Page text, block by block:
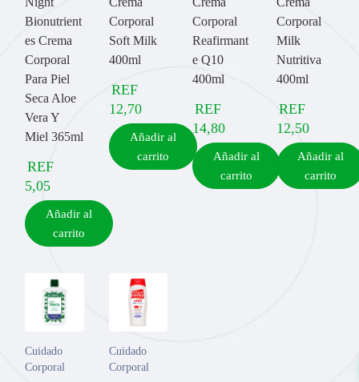
Bionutrient
es Crema
Corporal
Para Piel
Seca Aloe
Vera Y
Miel 365ml
REF
5,05
Añadir al
carrito
Corporal
Soft Milk
400ml
REF
12,70
Añadir al
carrito
Corporal
Reafirmant
e Q10
400ml
REF
14,80
Añadir al
carrito
Corporal
Milk
Nutritiva
400ml
REF
12,50
Añadir al
carrito
Cuidado
Corporal
Cuidado
Corporal